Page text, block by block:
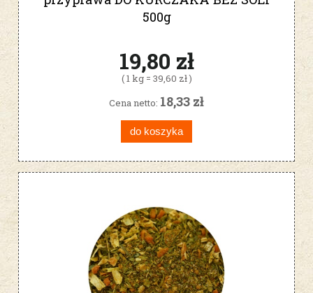
500g
19,80 zł
( 1 kg = 39,60 zł )
Cena netto: 18,33 zł
do koszyka